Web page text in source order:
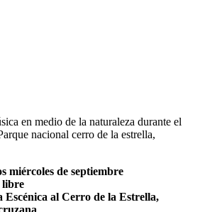
en medio de la naturaleza durante el
nacional cerro de la estrella,
miércoles de septiembre
libre
al Cerro de la Estrella,